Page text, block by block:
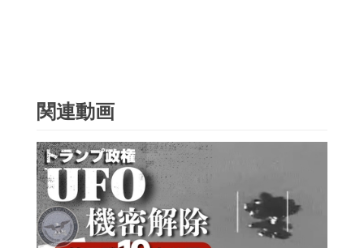
関連動画